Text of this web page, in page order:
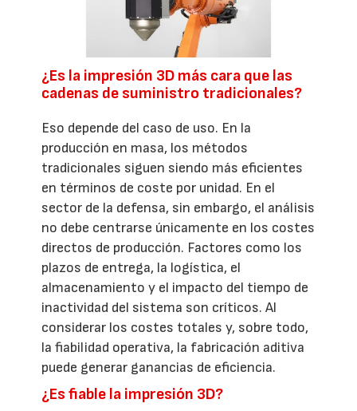
¿Es la impresión 3D más cara que las
cadenas de suministro tradicionales?
Eso depende del caso de uso. En la
producción en masa, los métodos
tradicionales siguen siendo más eficientes
en términos de coste por unidad. En el
sector de la defensa, sin embargo, el análisis
no debe centrarse únicamente en los costes
directos de producción. Factores como los
plazos de entrega, la logística, el
almacenamiento y el impacto del tiempo de
inactividad del sistema son críticos. Al
considerar los costes totales y, sobre todo,
la fiabilidad operativa, la fabricación aditiva
puede generar ganancias de eficiencia.
¿Es fiable la impresión 3D?